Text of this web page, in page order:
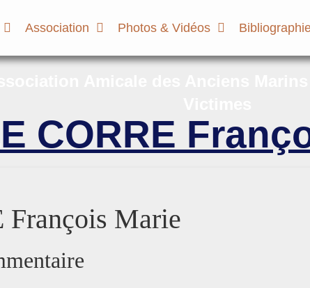
Association Photos & Vidéos
CORRE
François Marie